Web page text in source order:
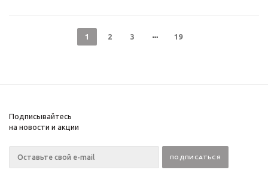
1 2 3 19
Подписывайтесь
на новости и акции